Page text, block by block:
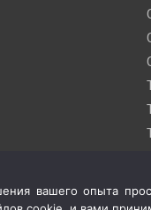
вашего опыта